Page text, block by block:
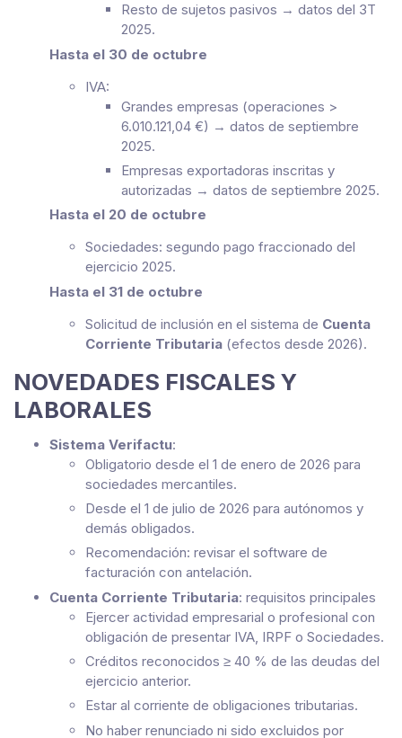
Resto de sujetos pasivos → datos del 3T
2025.
Hasta el 30 de octubre
IVA:
Grandes empresas (operaciones >
6.010.121,04 €) → datos de septiembre
2025.
Empresas exportadoras inscritas y
autorizadas → datos de septiembre 2025.
Hasta el 20 de octubre
Sociedades: segundo pago fraccionado del
ejercicio 2025.
Hasta el 31 de octubre
Solicitud de inclusión en el sistema de Cuenta
Corriente Tributaria (efectos desde 2026).
NOVEDADES FISCALES Y
LABORALES
Sistema Verifactu:
Obligatorio desde el 1 de enero de 2026 para
sociedades mercantiles.
Desde el 1 de julio de 2026 para autónomos y
demás obligados.
Recomendación: revisar el software de
facturación con antelación.
Cuenta Corriente Tributaria: requisitos principales
Ejercer actividad empresarial o profesional con
obligación de presentar IVA, IRPF o Sociedades.
Créditos reconocidos ≥ 40 % de las deudas del
ejercicio anterior.
Estar al corriente de obligaciones tributarias.
No haber renunciado ni sido excluidos por